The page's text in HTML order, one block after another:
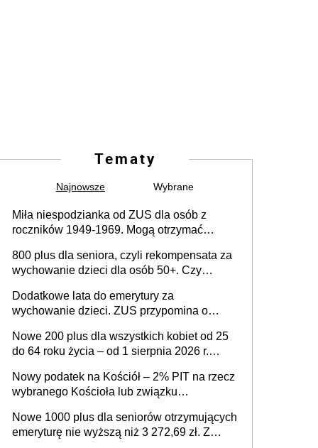
Tematy
Najnowsze Wybrane
Miła niespodzianka od ZUS dla osób z
roczników 1949-1969. Mogą otrzymać
800 plus dla seniora, czyli rekompensata za
wychowanie dzieci dla osób 50+. Czy
wejdzie w życie?
Dodatkowe lata do emerytury za
wychowanie dzieci. ZUS przypomina o
Nowe 200 plus dla wszystkich kobiet od 25
do 64 roku życia – od 1 sierpnia 2026 r.
programu rządowego
Nowy podatek na Kościół – 2% PIT na rzecz
wybranego Kościoła lub związku
nad zmianami w systemie finansowania
Nowe 1000 plus dla seniorów otrzymujących
emeryturę nie wyższą niż 3 272,69 zł. Z